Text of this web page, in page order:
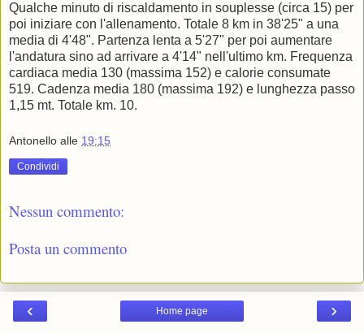
Qualche minuto di riscaldamento in souplesse (circa 15) per
poi iniziare con l'allenamento. Totale 8 km in 38'25" a una
media di 4'48". Partenza lenta a 5'27" per poi aumentare
l'andatura sino ad arrivare a 4'14" nell'ultimo km. Frequenza
cardiaca media 130 (massima 152) e calorie consumate
519. Cadenza media 180 (massima 192) e lunghezza passo
1,15 mt. Totale km. 10.
Antonello alle 19:15
Condividi
Nessun commento:
Posta un commento
‹ ›
Home page